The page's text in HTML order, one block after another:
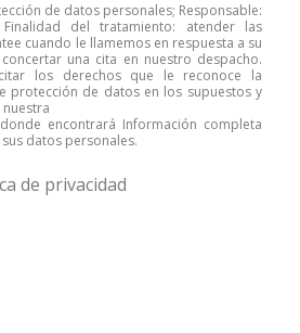
de datos personales; Responsable:
del tratamiento: atender las
cuando le llamemos en respuesta a su
una cita en nuestro despacho.
los derechos que le reconoce la
protección de datos en los supuestos y
encontrará Información completa
datos personales.
de privacidad